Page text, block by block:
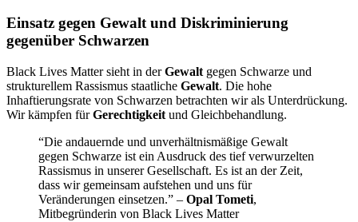
Einsatz gegen Gewalt und Diskriminierung
gegenüber Schwarzen
Black Lives Matter sieht in derGewalt gegen Schwarze und
strukturellem Rassismus staatliche Gewalt. Die hohe
Inhaftierungsrate von Schwarzen betrachten wir als Unterdrückung.
Wir kämpfen fürGerechtigkeit und Gleichbehandlung.
“Die andauernde und unverhältnismäßige Gewalt
gegen Schwarze ist ein Ausdruck des tief verwurzelten
Rassismus in unserer Gesellschaft. Es ist an der Zeit,
dass wir gemeinsam aufstehen und uns für
Veränderungen einsetzen.” – Opal Tometi,
Mitbegründerin von Black Lives Matter